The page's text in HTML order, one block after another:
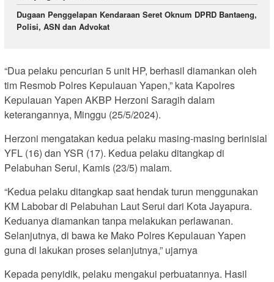
Dugaan Penggelapan Kendaraan Seret Oknum DPRD Bantaeng,
Polisi, ASN dan Advokat
“Dua pelaku pencurian 5 unit HP, berhasil diamankan oleh
tim Resmob Polres Kepulauan Yapen,” kata Kapolres
Kepulauan Yapen AKBP Herzoni Saragih dalam
keterangannya, Minggu (25/5/2024).
Herzoni mengatakan kedua pelaku masing-masing berinisial
YFL (16) dan YSR (17). Kedua pelaku ditangkap di
Pelabuhan Serui, Kamis (23/5) malam.
“Kedua pelaku ditangkap saat hendak turun menggunakan
KM Labobar di Pelabuhan Laut Serui dari Kota Jayapura.
Keduanya diamankan tanpa melakukan perlawanan.
Selanjutnya, di bawa ke Mako Polres Kepulauan Yapen
guna di lakukan proses selanjutnya,” ujarnya
Kepada penyidik, pelaku mengakui perbuatannya. Hasil